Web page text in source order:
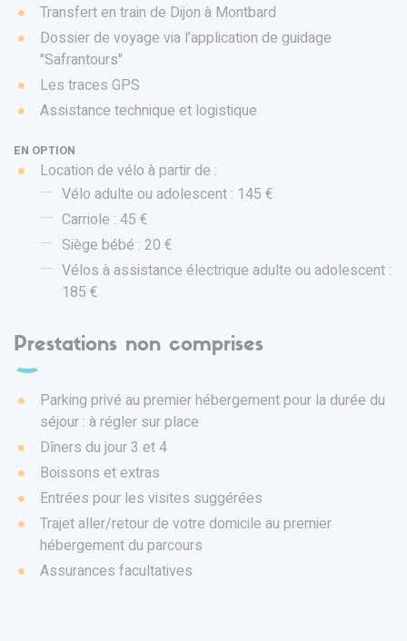
Transfert en train de Dijon à Montbard
Dossier de voyage via l’application de guidage
"Safrantours"
Les traces GPS
Assistance technique et logistique
EN OPTION
Location de vélo à partir de :
Vélo adulte ou adolescent : 145 €
Carriole : 45 €
Siège bébé : 20 €
Vélos à assistance électrique adulte ou adolescent :
185 €
Prestations non comprises
Parking privé au premier hébergement pour la durée du
séjour : à régler sur place
Dîners du jour 3 et 4
Boissons et extras
Entrées pour les visites suggérées
Trajet aller/retour de votre domicile au premier
hébergement du parcours
Assurances facultatives